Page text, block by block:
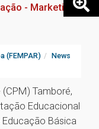
- Marketing
(FEMPAR) News
Tamboré,
Educacional
Básica